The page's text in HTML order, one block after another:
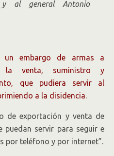
y al general Antonio
un embargo de armas a
la venta, suministro y
que pudiera servir al
a la disidencia.
de exportación y venta de
puedan servir para seguir e
por teléfono y por internet”.